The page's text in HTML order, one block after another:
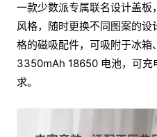
一款少数派专属联名设计盖
风格，随时更换不同图案的
格的磁吸配件，可吸附于冰
3350mAh 18650 电池，可充
求。